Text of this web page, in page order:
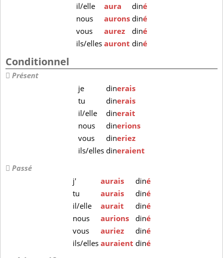
il/elle
aura diné
nous
aurons diné
vous
aurez diné
ils/elles auront diné
Conditionnel
Présent
je
dinerais
tu
dinerais
il/elle
dinerait
nous
dinerions
vous
dineriez
ils/ellesdineraient
Passé
j'
aurais diné
tu
aurais diné
il/elle
aurait diné
nous
aurions diné
vous
auriez diné
ils/elles auraient diné